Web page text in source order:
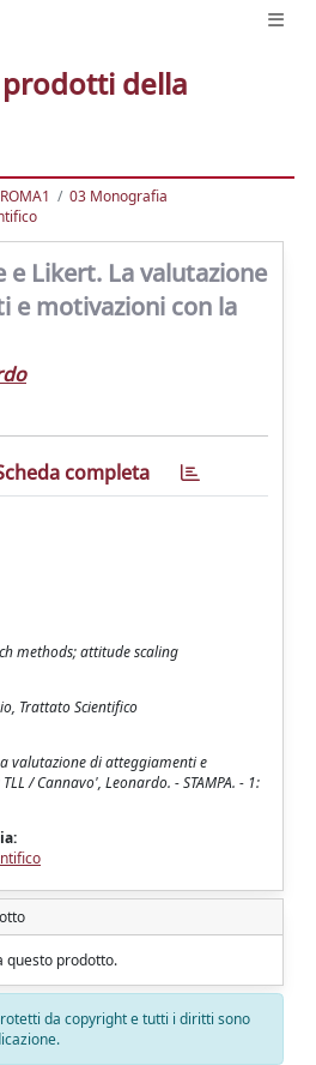
della
03 Monografia
Likert. La valutazione
e motivazioni con la
completa
methods; attitude scaling
Trattato Scientifico
valutazione di atteggiamenti e
/ Cannavo', Leonardo. - STAMPA. - 1:
questo prodotto.
da copyright e tutti i diritti sono